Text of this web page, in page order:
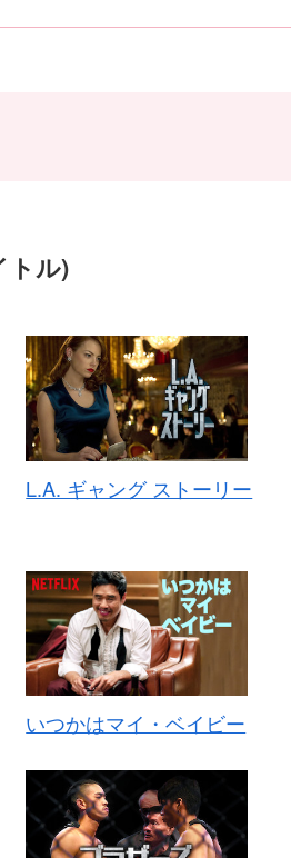
トル)
L.A. ギャング ストーリー
いつかはマイ・ベイビー